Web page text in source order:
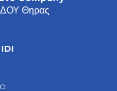
Θηρας